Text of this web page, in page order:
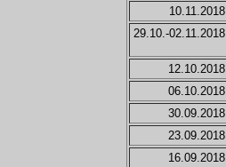
10.11.2018
29.10.-02.11.2018
12.10.2018
06.10.2018
30.09.2018
23.09.2018
16.09.2018